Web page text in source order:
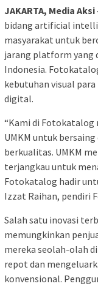
JAKARTA, Media Aksi
bidang artificial
masyarakat untuk
jarang platform yang
Indonesia.
kebutuhan visual para
digital.
“Kami di
UMKM untuk
berkualitas. UMKM
terjangkau untuk
Fotokatalog hadir
Izzat Raihan, pendiri
Salah satu inovasi
memungkinkan
mereka seolah-olah
repot dan
konvensional.